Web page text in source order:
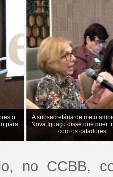
o
para
A subsecretária de meio
Nova Iguaçu disse que quer
com os catadores
no CCBB,